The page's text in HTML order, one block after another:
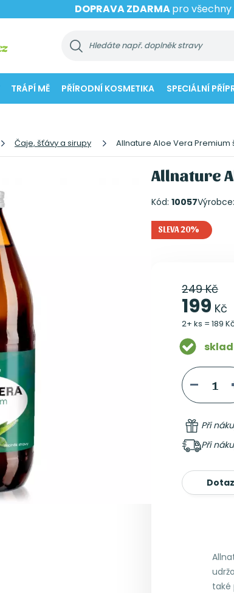
DOPRAVA ZDARMApro všechny
TRÁPÍ MĚ PŘÍRODNÍ KOSMETIKA SPECIÁLNÍ
Čaje, šťávy a sirupy Allnature Aloe Vera Premium
Allnature
Kód: 10057Výrobce:
SLEVA 20%
249 Kč
199 Kč
2+ ks = 189 Kč
Při
Při
také